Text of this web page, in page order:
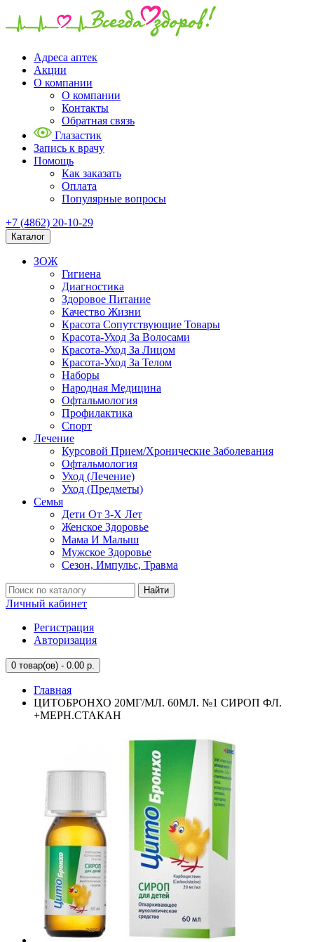
Адреса аптек
Акции
О компании
О компании
Контакты
Обратная связь
Глазастик
Запись к врачу
Помощь
Как заказать
Оплата
Популярные вопросы
+7 (4862) 20-10-29
Каталог
ЗОЖ
Гигиена
Диагностика
Здоровое Питание
Качество Жизни
Красота Сопутствующие Товары
Красота-Уход За Волосами
Красота-Уход За Лицом
Красота-Уход За Телом
Наборы
Народная Медицина
Офтальмология
Профилактика
Спорт
Лечение
Курсовой Прием/Хронические Заболевания
Офтальмология
Уход (Лечение)
Уход (Предметы)
Семья
Дети От 3-Х Лет
Женское Здоровье
Мама И Малыш
Мужское Здоровье
Сезон, Импульс, Травма
Найти
Личный кабинет
Регистрация
Авторизация
0 товар(ов) - 0.00 р.
Главная
ЦИТОБРОНХО 20МГ/МЛ. 60МЛ. №1 СИРОП ФЛ.
+МЕРН.СТАКАН